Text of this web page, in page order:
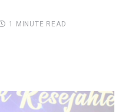
1 MINUTE READ